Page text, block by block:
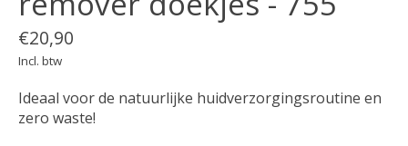
€20,90
Incl. btw
Ideaal voor de natuurlijke huidverzorgingsroutine en
zero waste!